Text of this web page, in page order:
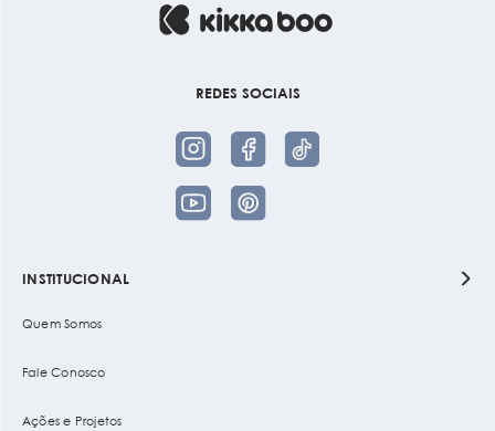
REDES SOCIAIS
INSTITUCIONAL
Quem Somos
Fale Conosco
Ações e Projetos